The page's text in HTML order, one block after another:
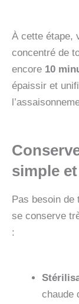
À cette étape,
concentré de
encore 10
épaissir et
simple
Pas besoin de
se conserve
:
chaude